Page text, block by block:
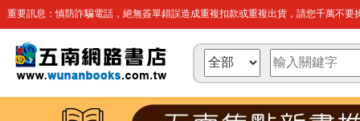
重要訊息：慎防詐騙電話，絕無簽單錯誤造成重複扣款或重複出貨，請您千萬不要